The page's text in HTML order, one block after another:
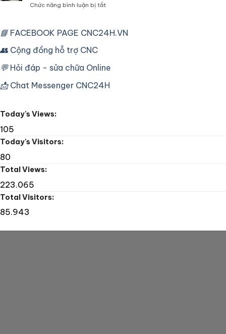
CNC
Mori
Fanuc
Dầu
Chức năng bình luận bị tắtở
CNC
–
Sửa
máy
khoan
📘 FACEBOOK PAGE CNC24H.VN
👥 Cộng đồng hỗ trợ CNC
💬Hỏi đáp - sửa chữa Online
📩Chat Messenger CNC24H
Today's Views:
105
Today's Visitors:
80
Total Views:
223.065
Total Visitors:
85.943